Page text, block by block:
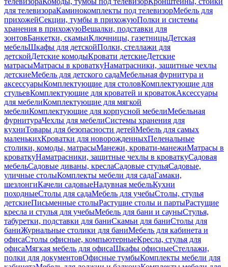
для телевизораКаминокомплекты под телевизорМебель для
прихожейСекции, тумбы в прихожуюПолки и системы
хранения в прихожуюВешалки, подставки для
зонтовБанкетки, скамьиКлючницы, газетницыДетская
мебельШкафы для детскойПолки, стеллажи для
детскойДетские комодыКровати детскиеДетские
матрасыМатрасы в кроваткуНаматрасники, защитные чехлы
детскиеМебель для детского садаМебельная фурнитура и
аксессуарыКомплектующие для столовКомплектующие для
стульевКомплектующие для кроватей и кроватокАксессуары
для мебелиКомплектующие для мягкой
мебелиКомплектующие для корпусной мебелиМебельная
фурнитураЧехлы для мебелиСистемы хранения для
кухниТовары для безопасности детейМебель для самых
маленькихКроватки для новорожденныхПеленальные
столики, комоды, матрасыМанежи, кровати-манежиМатрасы в
кроваткуНаматрасники, защитные чехлы в кроваткуСадовая
мебельСадовые диваны, креслаСадовые стульяСадовые,
уличные столыКомплекты мебели для садаГамаки,
шезлонгиКачели садовыеНадувная мебельКухни
походныеСтолы для садаМебель для учебыСтолы, стулья
детскиеПисьменные столыРастущие столы и партыРастущие
кресла и стулья для учебыМебель для бани и сауныСтулья,
табуретки, подставки для баниСкамьи для баниСтолы для
баниЖурнальные столики для баниМебель для кабинета и
офисаСтолы офисные, компьютерныеКресла, стулья для
офисаМягкая мебель для офисаШкафы офисныеСтеллажи,
полки для документовОфисные тумбыКомплекты мебели для